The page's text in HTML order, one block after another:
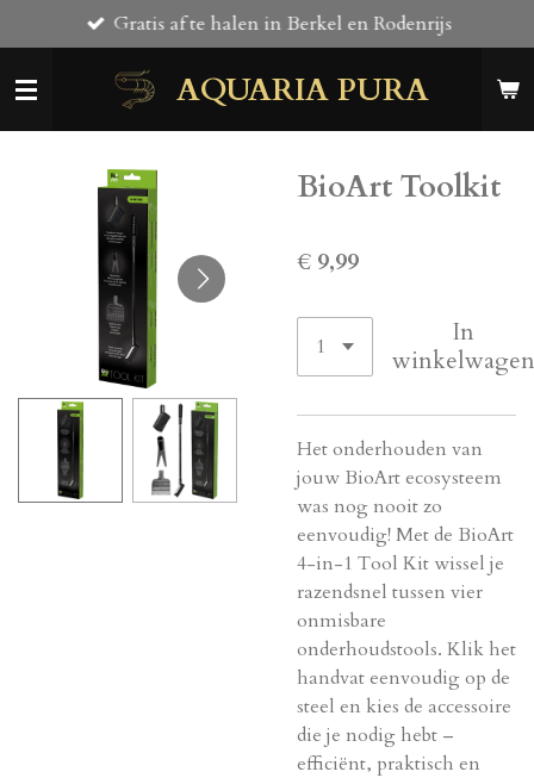
direct
naar
AQUARIA PURA
Gratis af te halen in Berkel en Rodenrijs
BioArt Toolkit
€ 9,99
In
winkelwagen
Het onderhouden van
jouw BioArt ecosysteem
was nog nooit zo
eenvoudig! Met de BioArt
4-in-1 Tool Kit wissel je
razendsnel tussen vier
onmisbare
onderhoudstools. Klik het
handvat eenvoudig op de
steel en kies de accessoire
die je nodig hebt –
efficiënt, praktisch en